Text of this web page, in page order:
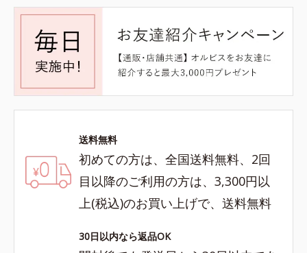
送料無料
初めての方は、全国送料無料、2回
目以降のご利用の方は、3,300円以
上(税込)のお買い上げで、送料無料
30日以内なら返品OK